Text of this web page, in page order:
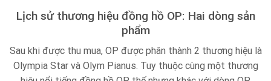
Lịch sử thương hiệu đồng hồ OP: Hai dòng sản
phẩm
Sau khi được thu mua, OP được phân thành 2 thương hiệu là
Olympia Star và Olym Pianus. Tuy thuộc cùng một thương